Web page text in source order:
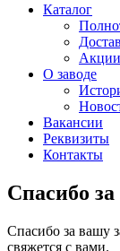
Каталог
Акции
О заводе
Вакансии
Реквизиты
Контакты
Спасибо за
Спасибо за вашу
свяжется с вами.